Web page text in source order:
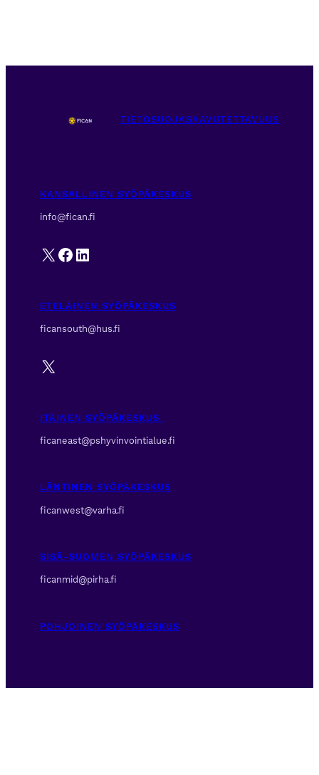
TIETOSUOJASAAVUTETTAVUUS
KANSALLINEN SYÖPÄKESKUS
info@fican.fi
X Facebook
LinkedIn
ETELÄINEN SYÖPÄKESKUS
ficansouth@hus.fi
X
ITÄINEN SYÖPÄKESKUS
ficaneast@pshyvinvointialue.fi
LÄNTINEN SYÖPÄKESKUS
ficanwest@varha.fi
SISÄ-SUOMEN SYÖPÄKESKUS
ficanmid@pirha.fi
POHJOINEN SYÖPÄKESKUS